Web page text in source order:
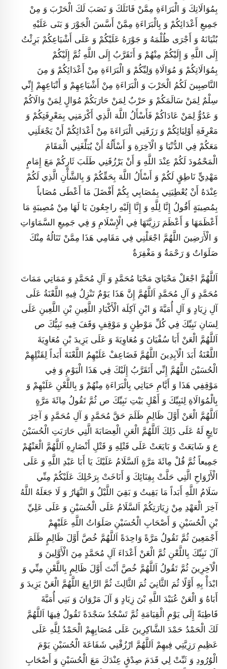
بِمُوَالَاتِكَ وَ الْبَرَاءَةِ مِمَّنْ قَاتَلَكَ وَ نَصَبَ لَكَ الْحَرْبَ وَ مِنْ
جَمِيعِ أَعْدَائِكُمْ وَ بِالْبَرَاءَةِ مِمَّنْ أَسَّسَ الْجَوْرَ وَ بَنَى عَلَيْهِ
بُنْيَانَهُ وَ أَجْرَى ظُلْمَهُ وَ جَوْرَهُ عَلَيْكُمْ وَ عَلَى أَشْيَاعِكُمْ بَرِئْتُ
إِلَى اللَّهِ وَ إِلَيْكُمْ مِنْهُمْ وَ أَتَقَرَّبُ إِلَى اللَّهِ ثُمَّ إِلَيْكُمْ
بِمُوَالَاتِكُمْ وَ مُوَالَاةِ وَلِيِّكُمْ وَ الْبَرَاءَةِ مِنْ أَعْدَائِكُمْ وَ مِنَ
النَّاصِبِينَ لَكُمُ الْحَرْبَ وَ الْبَرَاءَةِ مِنْ أَشْيَاعِهِمْ وَ أَتْبَاعِهِمْ إِنِّي
سِلْمٌ لِمَنْ سَالَمَكُمْ وَ حَرْبٌ لِمَنْ حَارَبَكُمْ مُوَالٍ لِمَنْ وَالَاكُمْ
وَ عَدُوٌّ لِمَنْ عَادَاكُمْ فَأَسْأَلُ اللَّهَ الَّذِي أَكْرَمَنِي بِمَعْرِفَتِكُمْ وَ
مَعْرِفَةِ أَوْلِيَائِكُمْ وَ رَزَقَنِي الْبَرَاءَةَ مِنْ أَعْدَائِكُمْ أَنْ يَجْعَلَنِي
مَعَكُمْ فِي الدُّنْيَا وَ الْآخِرَةِ وَ أَسْأَلُهُ أَنْ يُبَلِّغَنِي الْمَقَامَ
الْمَحْمُودَ لَكُمْ عِنْدَ اللَّهِ وَ أَنْ يَرْزُقَنِي طَلَبَ ثَارِكُمْ مَعَ إِمَامٍ
مَهْدِيٍّ نَاطِقٍ لَكُمْ وَ أَسْأَلُ اللَّهَ بِحَقِّكُمْ وَ بِالشَّأْنِ الَّذِي لَكُمْ
عِنْدَهُ أَنْ يُعْطِيَنِي بِمُصَابِي بِكُمْ أَفْضَلَ مَا أَعْطَى مُصَاباً
بِمُصِيبَةٍ أَقُولُ إِنَّا لِلَّهِ وَ إِنَّا إِلَيْهِ راجِعُونَ يَا لَهَا مِنْ مُصِيبَةٍ مَا
أَعْظَمَهَا وَ أَعْظَمَ رَزِيَّتَهَا فِي الْإِسْلَامِ وَ فِي جَمِيعِ السَّمَاوَاتِ
وَ الْأَرَضِينَ اللَّهُمَّ اجْعَلْنِي فِي مَقَامِي هَذَا مِمَّنْ تَنَالُهُ مِنْكَ
صَلَوَاتٌ وَ رَحْمَةٌ وَ مَغْفِرَةٌ
اَللَّهُمَّ اجْعَلْ مَحْيَايَ مَحْيَا مُحَمَّدٍ وَ آلِ مُحَمَّدٍ وَ مَمَاتِي مَمَاتَ
مُحَمَّدٍ وَ آلِ مُحَمَّدٍ اَللَّهُمَّ إِنَّ هَذَا يَوْمٌ تَنْزِلُ فِيهِ اللَّعْنَةُ عَلَى
آلِ زِيَادٍ وَ آلِ أُمَيَّةَ وَ ابْنِ آكِلَة الْأَكْبَادِ اللَّعِينِ بْنِ اللَّعِينِ عَلَى
لِسَانِ نَبِيِّكَ فِي كُلِّ مَوْطِنٍ وَ مَوْقِفٍ وَقَفَ فِيهِ نَبِيُّكَ ص
اَللَّهُمَّ الْعَنْ أَبَا سُفْيَانَ وَ مُعَاوِيَةَ وَ عَلَى يَزِيدَ بْنِ مُعَاوِيَةَ
اللَّعْنَةُ أَبَدَ الْآبِدِينَ اللَّهُمَّ فَضَاعِفْ عَلَيْهِمُ اللَّعْنَةَ أَبَداً لِقَتْلِهِمْ
الْحُسَيْنَ اللَّهُمَّ إِنِّي أَتَقَرَّبُ إِلَيْكَ فِي هَذَا الْيَوْمِ وَ فِي
مَوْقِفِي هَذَا وَ أَيَّامِ حَيَاتِي بِالْبَرَاءَةِ مِنْهُمْ وَ بِاللَّعْنِ عَلَيْهِمْ وَ
بِالْمُوَالَاةِ لِنَبِيِّكَ وَ أَهْلِ بَيْتِ نَبِيِّكَ ص ثُمَّ تَقُولُ مِائَةَ مَرَّةٍ
اَللَّهُمَّ الْعَنْ أَوَّلَ ظَالِمٍ ظَلَمَ حَقَّ مُحَمَّدٍ وَ آلِ مُحَمَّدٍ وَ آخِرَ
تَابِعٍ لَهُ عَلَى ذَلِكَ اَللَّهُمَّ الْعَنِ الْعِصَابَةَ الَّتِي حَارَبَتِ الْحُسَيْنَ
ع وَ شَايَعَتْ وَ بَايَعَتْ عَلَى قَتْلِهِ وَ قَتْلِ أَنْصَارِهِ اَللَّهُمَّ الْعَنْهُمْ
جَمِيعاً ثُمَّ قُلْ مِائَةَ مَرَّةٍ اَلسَّلَامُ عَلَيْكَ يَا أَبَا عَبْدِ اللَّهِ وَ عَلَى
الْأَرْوَاحِ الَّتِي حَلَّتْ بِفِنَائِكَ وَ أَنَاخَتْ بِرَحْلِكَ عَلَيْكُمْ مِنِّي
سَلَامُ اللَّهِ أَبَداً مَا بَقِيتُ وَ بَقِيَ اللَّيْلُ وَ النَّهَارُ وَ لَا جَعَلَهُ اللَّهُ
آخِرَ الْعَهْدِ مِنْ زِيَارَتِكُمْ اَلسَّلَامُ عَلَى الْحُسَيْنِ وَ عَلَى عَلِيِّ
بْنِ الْحُسَيْنِ وَ أَصْحَابِ الْحُسَيْنِ صَلَوَاتُ اللَّهِ عَلَيْهِمْ
أَجْمَعِينَ ثُمَّ تَقُولُ مَرَّةً وَاحِدَةً اَللَّهُمَّ خُصَّ أَوَّلَ ظَالِمٍ ظَلَمَ
آلَ نَبِيِّكَ بِاللَّعْنِ ثُمَّ الْعَنْ أَعْدَاءَ آلِ مُحَمَّدٍ مِنَ الْأَوَّلِينَ وَ
الْآخِرِينَ ثُمَّ تَقُولُ اَللَّهُمَّ خُصَّ أَنْتَ أَوَّلَ ظَالِمٍ بِاللَّعْنِ مِنِّي وَ
ابْدَأْ بِهِ أَوَّلًا ثُمَ‏ الثَّانِيَ‏ ثُمَ‏ الثَّالِثَ‏ ثُمَّ الرَّابِعَ اللَّهُمَّ الْعَنْ يَزِيدَ وَ
أَبَاهُ وَ الْعَنْ عُبَيْدَ اللَّهِ بْنَ زِيَادٍ وَ آلَ مَرْوَانَ وَ بَنِي أُمَيَّةَ
قَاطِبَةً إِلَى يَوْمِ الْقِيَامَةِ ثُمَّ تَسْجُدُ سَجْدَةً تَقُولُ فِيهَا اَللَّهُمَّ
لَكَ الْحَمْدُ حَمْدَ الشَّاكِرِينَ عَلَى مُصَابِهِمْ الْحَمْدُ لِلَّهِ عَلَى
عَظِيمِ رَزِيَّتِي فِيهِمْ اَللَّهُمَّ ارْزُقْنِي شَفَاعَةَ الْحُسَيْنِ يَوْمَ
الْوُرُودِ وَ ثَبِّتْ لِي قَدَمَ صِدْقٍ عِنْدَكَ مَعَ الْحُسَيْنِ وَ أَصْحَابِ